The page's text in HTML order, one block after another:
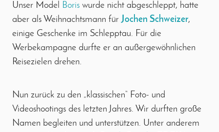
Unser Model Boris wurde nicht abgeschleppt, hatte
aber als Weihnachtsmann fürJochen Schweizer,
einige Geschenke im Schlepptau. Für die
Werbekampagne durfte er an außergewöhnlichen
Reisezielen drehen.
Nun zurück zu den „klassischen“ Foto- und
Videoshootings des letzten Jahres. Wir durften große
Namen begleiten und unterstützen. Unter anderem